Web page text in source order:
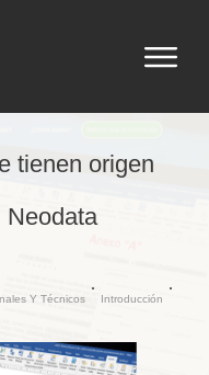
tienen origen
Neodata
Y Técnicos
Introducción